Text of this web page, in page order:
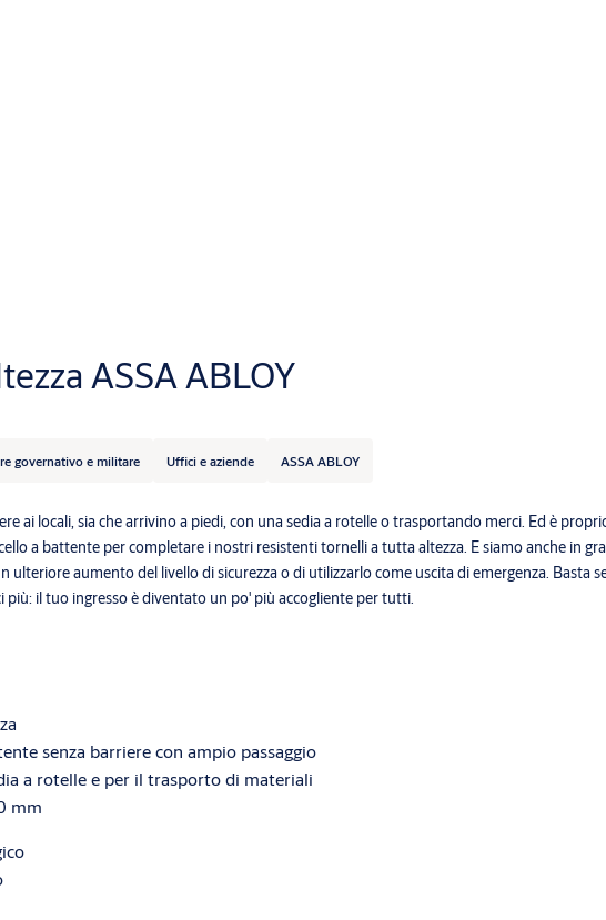
ASSA ABLOY
governativo e militare Uffici e aziende ASSA ABLOY
ai locali, sia che arrivino a piedi, con una sedia a rotelle o trasportando merci. Ed è
a battente per completare i nostri resistenti tornelli a tutta altezza. E siamo anche in
ulteriore aumento del livello di sicurezza o di utilizzarlo come uscita di emergenza. Basta
il tuo ingresso è diventato un po' più accogliente per tutti.
senza barriere con ampio passaggio
a rotelle e per il trasporto di materiali
mm